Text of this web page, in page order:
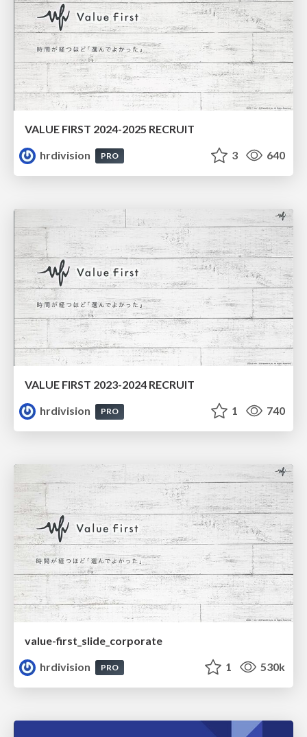
VALUE FIRST 2024-2025 RECRUIT
hrdivision
PRO 3 640
VALUE FIRST 2023-2024 RECRUIT
hrdivision
PRO 1 740
value-first_slide_corporate
hrdivision
PRO 1 530k